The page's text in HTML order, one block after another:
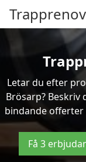
Letar du efter
Brösarp?
bindande offerter
Få 3